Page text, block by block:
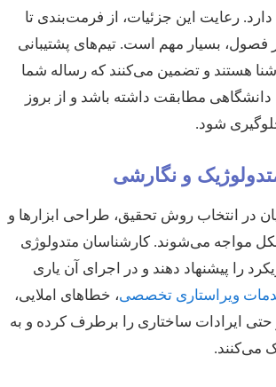
رعایت این جزئیات، از فرمت‌بندی تا
فصول، بسیار مهم است. تیم‌های پشتیبانی
آشنا هستند و تضمین می‌کنند که رساله شما
دانشگاهی مطابقت داشته باشد و از بروز
شود.
و نگارشی
در انتخاب روش تحقیق، طراحی ابزارها و
مواجه می‌شوند. کارشناسان متدولوژی
را پیشنهاد دهند و در اجرای آن یاری
ویراستاری تخصصی، خطاهای املایی،
ایرادات ساختاری را برطرف کرده و به
می‌کنند.